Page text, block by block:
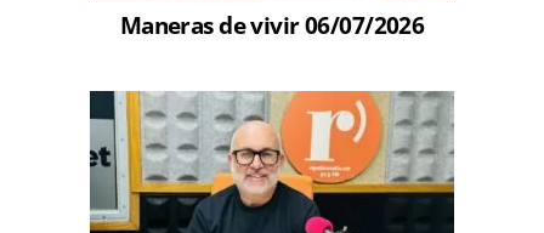
Maneras de vivir 06/07/2026